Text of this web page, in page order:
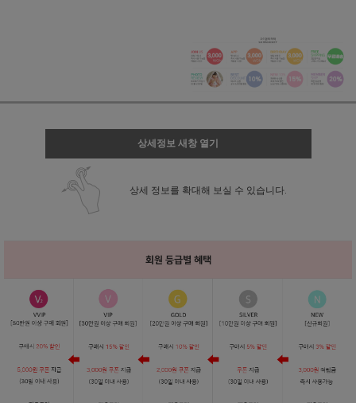
상세정보 새창 열기
상세 정보를 확대해 보실 수 있습니다.